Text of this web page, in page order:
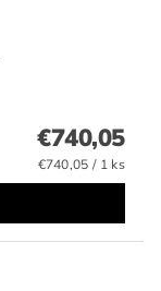
€740,05
€740,05 / 1 ks